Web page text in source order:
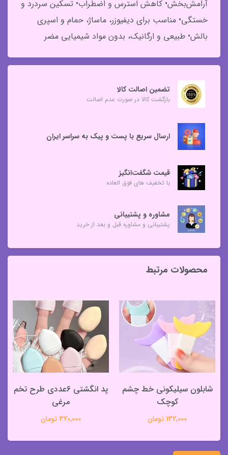
آرامش‌بخش• کاهش استرس و اضطراب• تسکین سردرد و
خستگی• مناسب برای دیفیوزر، ماساژ، حمام و اسپری
بالش• طبیعی و ارگانیک، بدون مواد شیمیایی مضر
تضمین اصالت کالا
بازگشت کالا در صورت عدم اصالت
ارسال سریع با پست و پیک به سراسر ایران
قیمت شگفت‌انگیز
با تخفیف های فوق العاده
مشاوره و پشتیبانی
پشتیبانی و مشاوره قبل و بعد از خرید
محصولات مرتبط
شابلون سیلیکونی خط چشم
کوچک
132,000 تومان
پد انگشتی 6عددی طرح تخم
مرغی
320,000 تومان